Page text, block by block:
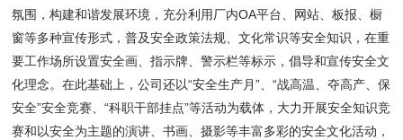
氛围，构建和谐发展环境，充分利用厂内OA平台、网站、板报、橱
窗等多种宣传形式，普及安全政策法规、文化常识等安全知识，在重
要工作场所设置安全画、指示牌、警示栏等标示，倡导和宣传安全文
化理念。在此基础上，公司还以“安全生产月”、“战高温、夺高产、保
安全”安全竞赛、“科职干部挂点”等活动为载体，大力开展安全知识竞
赛和以安全为主题的演讲、书画、摄影等丰富多彩的安全文化活动，